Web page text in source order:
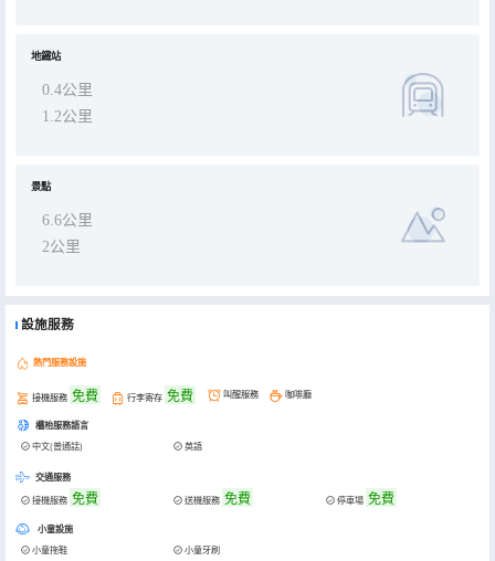
地鐵站
0.4公里
1.2公里
景點
6.6公里
2公里
設施服務
熱門服務設施
接機服務 免費 行李寄存 免費 叫醒服務 咖啡廳
櫃枱服務語言
中文(普通話) 英語
交通服務
接機服務 免費 送機服務 免費 停車場 免費
小童設施
小童拖鞋 小童牙刷